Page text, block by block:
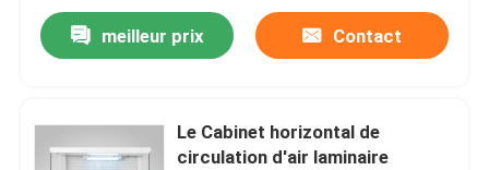
meilleur prix Contact
Le Cabinet horizontal de
circulation d'air laminaire